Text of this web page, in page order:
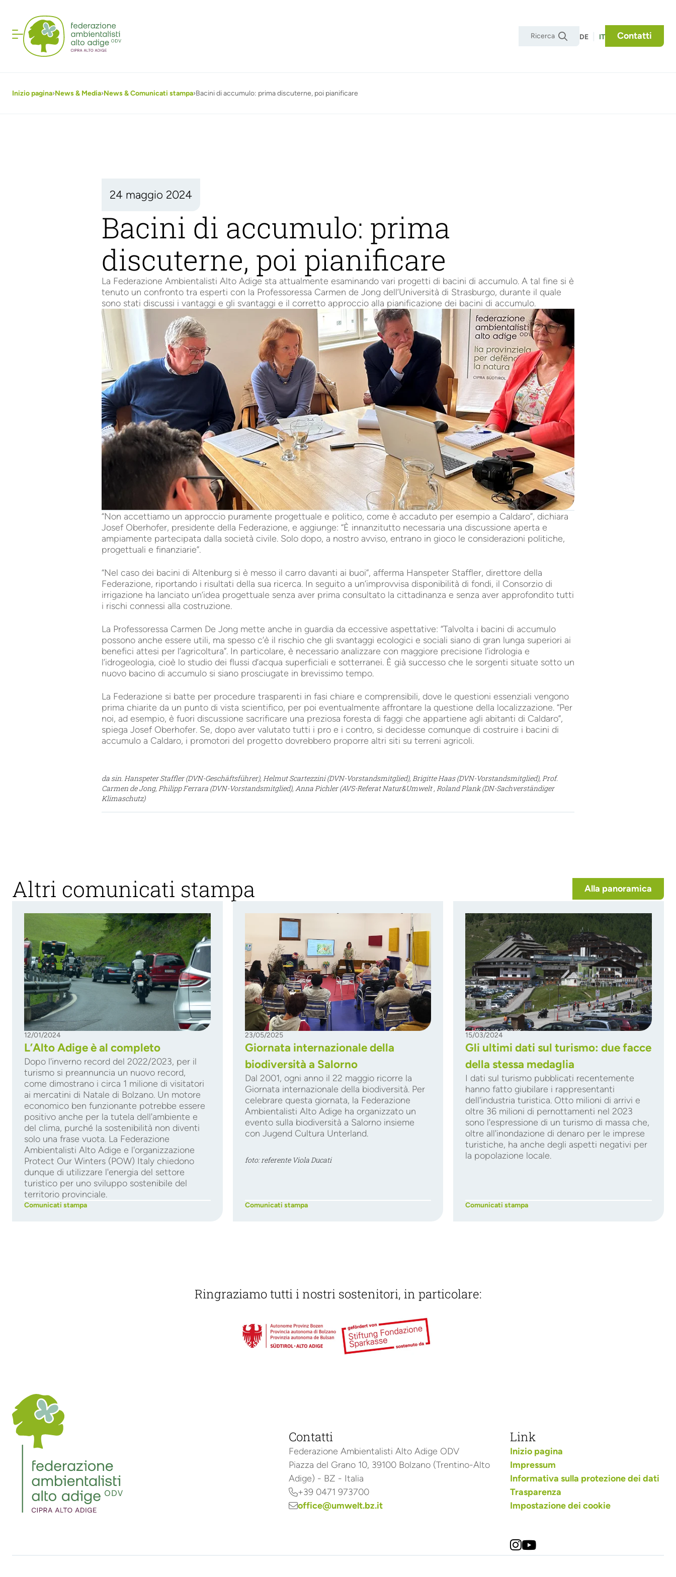
 DE IT Contatti
Inizio pagina›News & Media›News & Comunicati stampa›Bacini di accumulo: prima discuterne, poi pianificare
24 maggio 2024
Bacini di accumulo: prima
discuterne, poi pianificare
La Federazione Ambientalisti Alto Adige sta attualmente esaminando vari progetti di bacini di accumulo. A tal fine si è
tenuto un confronto tra esperti con la Professoressa Carmen de Jong dell’Università di Strasburgo, durante il quale
sono stati discussi i vantaggi e gli svantaggi e il corretto approccio alla pianificazione dei bacini di accumulo.
“Non accettiamo un approccio puramente progettuale e politico, come è accaduto per esempio a Caldaro”, dichiara
Josef Oberhofer, presidente della Federazione, e aggiunge: “È innanzitutto necessaria una discussione aperta e
ampiamente partecipata dalla società civile. Solo dopo, a nostro avviso, entrano in gioco le considerazioni politiche,
progettuali e finanziarie”.
“Nel caso dei bacini di Altenburg si è messo il carro davanti ai buoi”, afferma Hanspeter Staffler, direttore della
Federazione, riportando i risultati della sua ricerca. In seguito a un’improvvisa disponibilità di fondi, il Consorzio di
irrigazione ha lanciato un’idea progettuale senza aver prima consultato la cittadinanza e senza aver approfondito tutti
i rischi connessi alla costruzione.
La Professoressa Carmen De Jong mette anche in guardia da eccessive aspettative: “Talvolta i bacini di accumulo
possono anche essere utili, ma spesso c’è il rischio che gli svantaggi ecologici e sociali siano di gran lunga superiori ai
benefici attesi per l’agricoltura”. In particolare, è necessario analizzare con maggiore precisione l’idrologia e
l’idrogeologia, cioè lo studio dei flussi d’acqua superficiali e sotterranei. È già successo che le sorgenti situate sotto un
nuovo bacino di accumulo si siano prosciugate in brevissimo tempo.
La Federazione si batte per procedure trasparenti in fasi chiare e comprensibili, dove le questioni essenziali vengono
prima chiarite da un punto di vista scientifico, per poi eventualmente affrontare la questione della localizzazione. “Per
noi, ad esempio, è fuori discussione sacrificare una preziosa foresta di faggi che appartiene agli abitanti di Caldaro”,
spiega Josef Oberhofer. Se, dopo aver valutato tutti i pro e i contro, si decidesse comunque di costruire i bacini di
accumulo a Caldaro, i promotori del progetto dovrebbero proporre altri siti su terreni agricoli.
da sin. Hanspeter Staffler (DVN-Geschäftsführer), Helmut Scartezzini (DVN-Vorstandsmitglied), Brigitte Haas (DVN-Vorstandsmitglied), Prof.
Carmen de Jong, Philipp Ferrara (DVN-Vorstandsmitglied), Anna Pichler (AVS-Referat Natur&Umwelt , Roland Plank (DN-Sachverständiger
Klimaschutz)
Altri comunicati stampa Alla panoramica
12/01/2024
L’Alto Adige è al completo
Dopo l'inverno record del 2022/2023, per il
turismo si preannuncia un nuovo record,
come dimostrano i circa 1 milione di visitatori
ai mercatini di Natale di Bolzano. Un motore
economico ben funzionante potrebbe essere
positivo anche per la tutela dell'ambiente e
del clima, purché la sostenibilità non diventi
solo una frase vuota. La Federazione
Ambientalisti Alto Adige e l'organizzazione
Protect Our Winters (POW) Italy chiedono
dunque di utilizzare l'energia del settore
turistico per uno sviluppo sostenibile del
territorio provinciale.
Comunicati stampa
23/05/2025
Giornata internazionale della
biodiversità a Salorno
Dal 2001, ogni anno il 22 maggio ricorre la
Giornata internazionale della biodiversità. Per
celebrare questa giornata, la Federazione
Ambientalisti Alto Adige ha organizzato un
evento sulla biodiversità a Salorno insieme
con Jugend Cultura Unterland.
foto: referente Viola Ducati
Comunicati stampa
15/03/2024
Gli ultimi dati sul turismo: due facce
della stessa medaglia
I dati sul turismo pubblicati recentemente
hanno fatto giubilare i rappresentanti
dell'industria turistica. Otto milioni di arrivi e
oltre 36 milioni di pernottamenti nel 2023
sono l'espressione di un turismo di massa che,
oltre all'inondazione di denaro per le imprese
turistiche, ha anche degli aspetti negativi per
la popolazione locale.
Comunicati stampa
Ringraziamo tutti i nostri sostenitori, in particolare:
Contatti
Federazione Ambientalisti Alto Adige ODV
Piazza del Grano 10, 39100 Bolzano (Trentino-Alto
Adige) - BZ - Italia
+39 0471 973700
office@umwelt.bz.it
Link
Inizio pagina
Impressum
Informativa sulla protezione dei dati
Trasparenza
Impostazione dei cookie
